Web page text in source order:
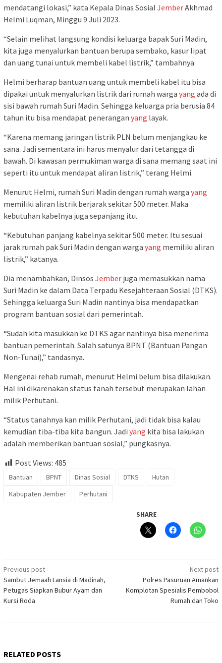
mendatangi lokasi,” kata Kepala Dinas Sosial JemberAkhmad
Helmi Luqman, Minggu 9 Juli 2023.
“Selain melihat langsung kondisi keluarga bapak Suri Madin,
kita juga menyalurkan bantuan berupa sembako, kasur lipat
dan uang tunai untuk membeli kabel listrik,” tambahnya.
Helmi berharap bantuan uang untuk membeli kabel itu bisa
dipakai untuk menyalurkan listrik dari rumah warga yang ada di
sisi bawah rumah Suri Madin. Sehingga keluarga pria berusia 84
tahun itu bisa mendapat penerangan yang layak.
“Karena memang jaringan listrik PLN belum menjangkau ke
sana. Jadi sementara ini harus menyalur dari tetangga di
bawah. Di kawasan permukiman warga di sana memang saat ini
seperti itu untuk mendapat aliran listrik,” terang Helmi.
Menurut Helmi, rumah Suri Madin dengan rumah warga yang
memiliki aliran listrik berjarak sekitar 500 meter. Maka
kebutuhan kabelnya juga sepanjang itu.
“Kebutuhan panjang kabelnya sekitar 500 meter. Itu sesuai
jarak rumah pak Suri Madin dengan warga yang memiliki aliran
listrik,” katanya.
Dia menambahkan, Dinsos Jember juga memasukkan nama
Suri Madin ke dalam Data Terpadu Kesejahteraan Sosial (DTKS).
Sehingga keluarga Suri Madin nantinya bisa mendapatkan
program bantuan sosial dari pemerintah.
“Sudah kita masukkan ke DTKS agar nantinya bisa menerima
bantuan pemerintah. Salah satunya BPNT (Bantuan Pangan
Non-Tunai),” tandasnya.
Mengenai rehab rumah, menurut Helmi belum bisa dilakukan.
Hal ini dikarenakan status tanah tersebut merupakan lahan
milik Perhutani.
“Status tanahnya kan milik Perhutani, jadi tidak bisa kalau
kemudian tiba-tiba kita bangun. Jadi yang kita bisa lakukan
adalah memberikan bantuan sosial,” pungkasnya.
Post Views: 485
Bantuan BPNT Dinas Sosial DTKS
Hutan
Kabupaten Jember
Perhutani
SHARE
Post
navigation
Previous post
Sambut Jemaah Lansia di Madinah,
Petugas Siapkan Bubur Ayam dan
Kursi Roda
Next post
Polres Pasuruan Amankan
Komplotan Spesialis Pembobol
Rumah dan Toko
RELATED POSTS